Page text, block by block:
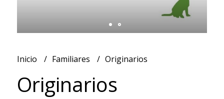
Inicio Familiares Originarios
Originarios